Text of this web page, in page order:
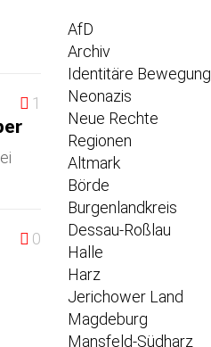
1
0
AfD
Archiv
Identitäre Bewegung
Neonazis
Neue Rechte
Regionen
Altmark
Börde
Burgenlandkreis
Dessau-Roßlau
Halle
Harz
Jerichower Land
Magdeburg
Mansfeld-Südharz